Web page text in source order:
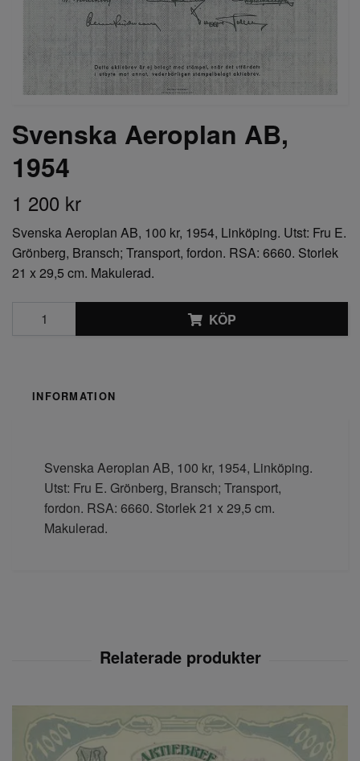
Svenska Aeroplan AB,
1954
1 200 kr
Svenska Aeroplan AB, 100 kr, 1954, Linköping. Utst: Fru E.
Grönberg, Bransch; Transport, fordon. RSA: 6660. Storlek
21 x 29,5 cm. Makulerad.
KÖP
INFORMATION
Svenska Aeroplan AB, 100 kr, 1954, Linköping.
Utst: Fru E. Grönberg, Bransch; Transport,
fordon. RSA: 6660. Storlek 21 x 29,5 cm.
Makulerad.